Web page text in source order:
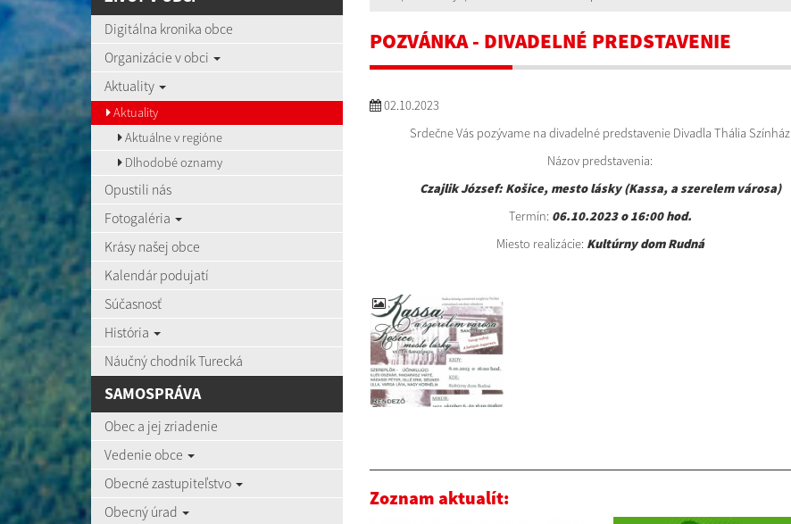
Digitálna kronika obce
Organizácie v obci
Aktuality
Aktuality
Aktuálne v regióne
Dlhodobé oznamy
Opustili nás
Fotogaléria
Krásy našej obce
Kalendár podujatí
Súčasnosť
História
Náučný chodník Turecká
SAMOSPRÁVA
Obec a jej zriadenie
Vedenie obce
Obecné zastupiteľstvo
Obecný úrad
POZVÁNKA - DIVADELNÉ PREDSTAVENIE
02.10.2023
Srdečne Vás pozývame na divadelné predstavenie Divadla Thália Színház
Názov predstavenia:
Czajlik József: Košice, mesto lásky (Kassa, a szerelem városa)
Termín: 06.10.2023 o 16:00 hod.
Miesto realizácie: Kultúrny dom Rudná
Zoznam aktualít: